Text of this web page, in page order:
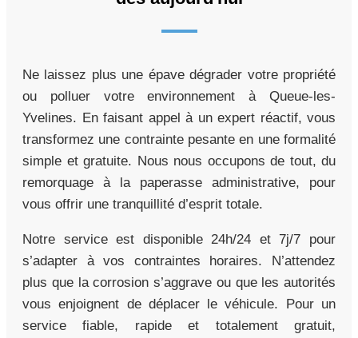
Ne laissez plus une épave dégrader votre propriété
ou polluer votre environnement à Queue-les-
Yvelines. En faisant appel à un expert réactif, vous
transformez une contrainte pesante en une formalité
simple et gratuite. Nous nous occupons de tout, du
remorquage à la paperasse administrative, pour
vous offrir une tranquillité d’esprit totale.
Notre service est disponible 24h/24 et 7j/7 pour
s’adapter à vos contraintes horaires. N’attendez
plus que la corrosion s’aggrave ou que les autorités
vous enjoignent de déplacer le véhicule. Pour un
service fiable, rapide et totalement gratuit,